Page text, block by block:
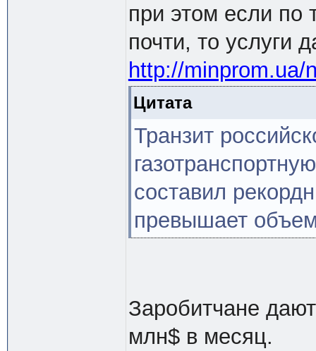
при этом если по
почти, то услуги
http://minprom.ua/
Цитата
Транзит
составил
превышает
Заробитчане
млн$ в месяц.